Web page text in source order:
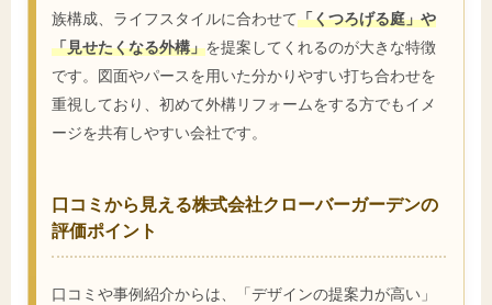
族構成、ライフスタイルに合わせて「くつろげる庭」や
「見せたくなる外構」を提案してくれるのが大きな特徴
です。図面やパースを用いた分かりやすい打ち合わせを
重視しており、初めて外構リフォームをする方でもイメ
ージを共有しやすい会社です。
口コミから見える株式会社クローバーガーデンの
評価ポイント
口コミや事例紹介からは、「デザインの提案力が高い」